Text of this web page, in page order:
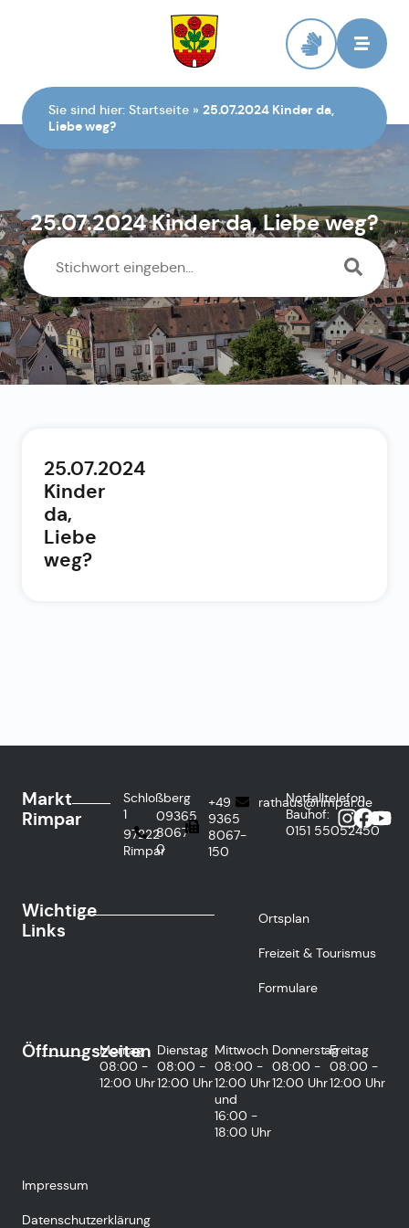
Sie sind hier: Startseite » 25.07.2024 Kinder da,
Liebe weg?
25.07.2024 Kinder da, Liebe weg?
25.07.2024
Kinder
da,
Liebe
weg?
Markt
Rimpar
Schloßberg
1
97222
Rimpar
09365
8067-
0
+49
9365
8067-
150
rathaus@rimpar.de
Notfalltelefon
Bauhof:
0151 55052450
Wichtige
Links
Ortsplan
Freizeit & Tourismus
Formulare
Öffnungszeiten
Montag
08:00 -
12:00 Uhr
Dienstag
08:00 -
12:00 Uhr
Mittwoch
08:00 -
12:00 Uhr
und
16:00 -
18:00 Uhr
Donnerstag
08:00 -
12:00 Uhr
Freitag
08:00 -
12:00 Uhr
Impressum
Datenschutzerklärung